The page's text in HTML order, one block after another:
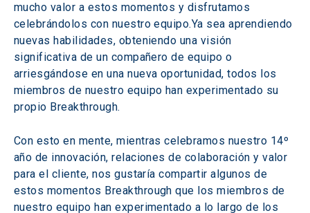
mucho valor a estos momentos y disfrutamos
celebrándolos con nuestro equipo.Ya sea aprendiendo
nuevas habilidades, obteniendo una visión
significativa de un compañero de equipo o
arriesgándose en una nueva oportunidad, todos los
miembros de nuestro equipo han experimentado su
propio Breakthrough.
Con esto en mente, mientras celebramos nuestro 14º
año de innovación, relaciones de colaboración y valor
para el cliente, nos gustaría compartir algunos de
estos momentos Breakthrough que los miembros de
nuestro equipo han experimentado a lo largo de los